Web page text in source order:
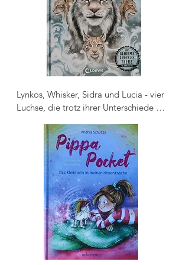
ist die Tier-Feuerwehr gefragt.
Lynkos, Whisker, Sidra und Lucia - vier
Luchse, die trotz ihrer Unterschiede
werden von einem Menschen gehalten.
Als sie eines Tages von dort in eine
Auffangstation kommen, beginnen sie,
einander von früher zu erzählen und sich
ihre Geheimnisse anzuvertrauen. Bald
schon steht jedoch fest, dass sich die
Wege der vier trennen müssen. Ob am
Ende die Freiheit auf sie wartet und ihre
tiefe Freundschaft auch ganz Kontinente
überbrücken kann?